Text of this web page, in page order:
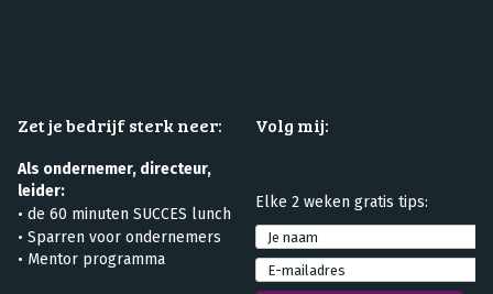
Zet je bedrijf sterk neer:
Als ondernemer, directeur,
leider:
• de 60 minuten SUCCES lunch
• Sparren voor ondernemers
• Mentor programma
Volg mij:
Elke 2 weken gratis tips: